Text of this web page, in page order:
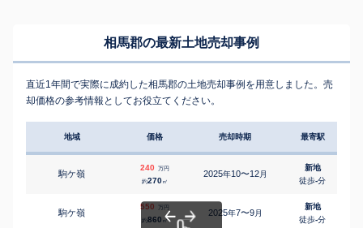
相馬郡の最新土地売却事例
直近1年間で実際に成約した相馬郡の土地売却事例を用意しました。売
却価格の参考情報としてお役立てください。
地域 価格 売却時期 最寄駅
駒ケ嶺
240 万円
約270㎡
2025年10〜12月
新地
徒歩-分
駒ケ嶺
550 万円
約860 ㎡
2025年7〜9月
新地
徒歩-分